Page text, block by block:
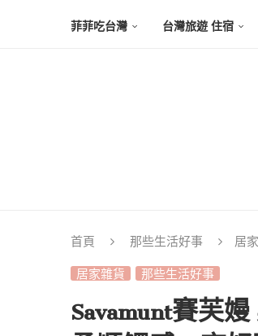
菲菲吃台灣 台灣旅遊 住宿
首頁 那些生活好事 居
居家雜貨
那些生活好事
Savamunt賽芙